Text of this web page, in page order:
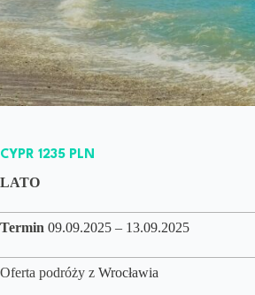
CYPR 1235 PLN
LATO
Termin 09.09.2025 – 13.09.2025
Oferta podróży z Wrocławia